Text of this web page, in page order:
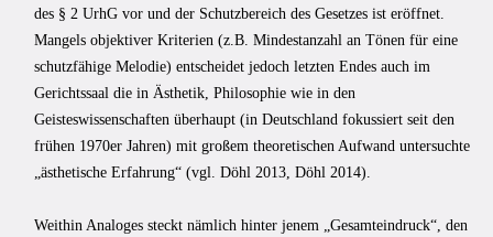
des § 2 UrhG vor und der Schutzbereich des Gesetzes ist er­öffnet.
Mangels objektiver Kriterien (z.B. Mindestanzahl an Tönen für eine
schutzfä­hige Melodie) entscheidet jedoch letzten Endes auch im
Gerichtssaal die in Ästhetik, Philosophie wie in den
Geisteswissenschaften überhaupt (in Deutschland fokussiert seit den
frühen 1970er Jahren) mit großem theoretischen Aufwand untersuchte
„äs­thetische Erfahrung“ (vgl. Döhl 2013, Döhl 2014).
Weithin Analoges steckt nämlich hinter jenem „Gesamteindruck“, den